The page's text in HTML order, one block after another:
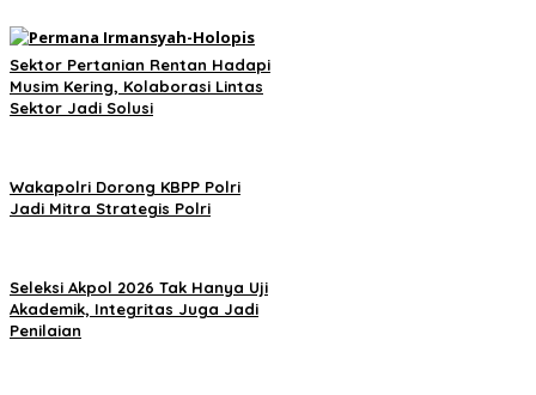
Sektor Pertanian Rentan Hadapi
Musim Kering, Kolaborasi Lintas
Sektor Jadi Solusi
Wakapolri Dorong KBPP Polri
Jadi Mitra Strategis Polri
Seleksi Akpol 2026 Tak Hanya Uji
Akademik, Integritas Juga Jadi
Penilaian